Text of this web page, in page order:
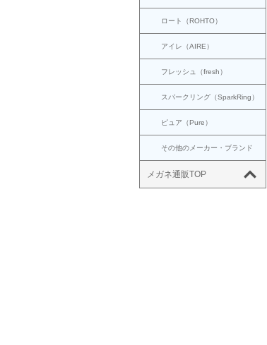
ロート（ROHTO）
アイレ（AIRE）
フレッシュ（fresh）
スパークリング（SparkRing）
ピュア（Pure）
その他のメーカー・ブランド
メガネ通販TOP